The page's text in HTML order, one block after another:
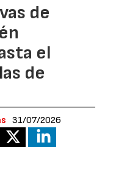
de
el
de
31/07/2026